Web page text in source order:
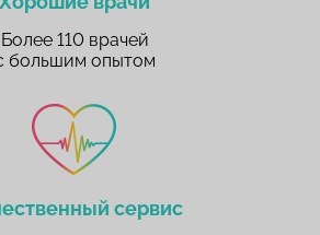
Более 110 врачей
большим опытом
сервис